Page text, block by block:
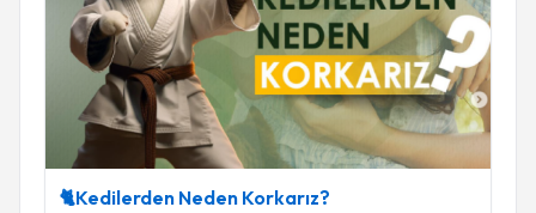
🐈Kedilerden Neden Korkarız?